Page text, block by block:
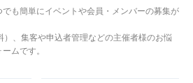
でも簡単にイベントや会員・メンバーの募集が
）、集客や申込者管理などの主催者様のお悩
ムです。